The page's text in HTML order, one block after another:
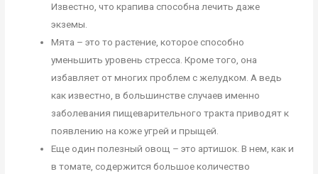
Известно, что крапива способна лечить даже
экземы.
Мята – это то растение, которое способно
уменьшить уровень стресса. Кроме того, она
избавляет от многих проблем с желудком. А ведь
как известно, в большинстве случаев именно
заболевания пищеварительного тракта приводят к
появлению на коже угрей и прыщей.
Еще один полезный овощ – это артишок. В нем, как и
в томате, содержится большое количество